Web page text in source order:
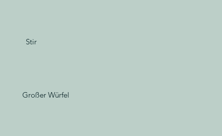
Stir
Großer Würfel